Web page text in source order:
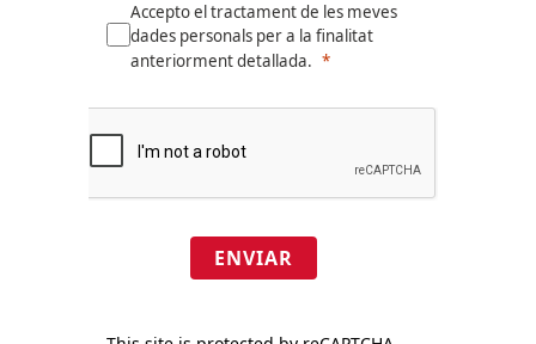
Accepto el tractament de les meves
dades personals per a la finalitat
anteriorment detallada.
ENVIAR